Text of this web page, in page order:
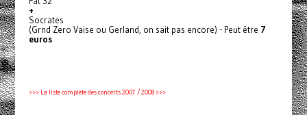
+
Socrates
(Grnd Zero Vaise ou Gerland, on sait pas encore) - Peut être 7
euros
>>> La liste complète des concerts 2007 / 2008 >>>